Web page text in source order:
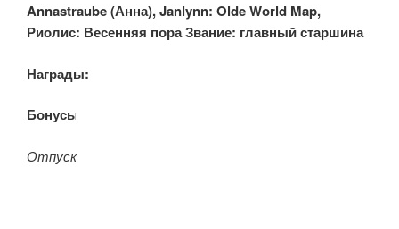
Annastraube (Анна), Janlynn: Olde World Map,
Риолис: Весенняя пораЗвание: главный старшина
Награды:
Бонусы:
Отпуск